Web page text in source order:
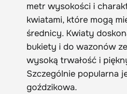
metr wysokości i
kwiatami, które mogą
średnicy. Kwiaty
bukiety i do wazonów
wysoką trwałość i
Szczególnie popularna
goździkowa.